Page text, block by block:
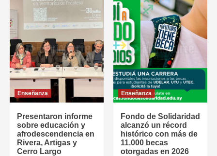
Enseñanza
Presentaron informe
sobre educación y
afrodescendencia en
Rivera, Artigas y
Cerro Largo
Enseñanza
Fondo de Solidaridad
alcanzó un récord
histórico con más de
11.000 becas
otorgadas en 2026